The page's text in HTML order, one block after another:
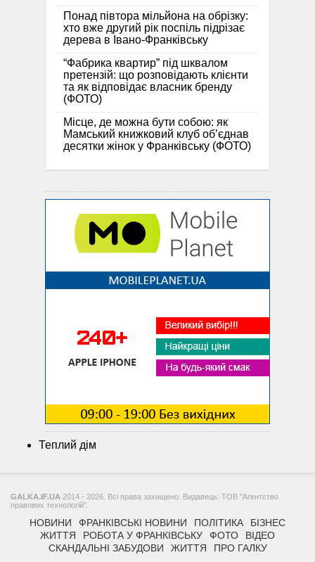
Понад півтора мільйона на обрізку:
хто вже другий рік поспіль підрізає
дерева в Івано-Франківську
“Фабрика квартир” під шквалом
претензій: що розповідають клієнти
та як відповідає власник бренду
(ФОТО)
Місце, де можна бути собою: як
Мамський книжковий клуб об’єднав
десятки жінок у Франківську (ФОТО)
Теплий дім
GALKA.IF.UA 2014 - 2026. Всі права захищено. Видавець: ТОВ "Агентство
правових технологій".
НОВИНИ ФРАНКІВСЬКІ НОВИНИ ПОЛІТИКА
БІЗНЕС
ЖИТТЯ
РОБОТА У ФРАНКІВСЬКУ ФОТО
ВІДЕО
СКАНДАЛЬНІ ЗАБУДОВИ
ЖИТТЯ ПРО ГАЛКУ